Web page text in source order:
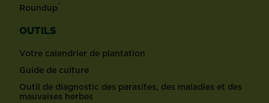
Roundup®
OUTILS
Votre calendrier de plantation
Guide de culture
Outil de diagnostic des parasites, des maladies et des
mauvaises herbes